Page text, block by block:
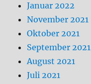
Januar 2022
November 2021
Oktober 2021
September 2021
August 2021
Juli 2021